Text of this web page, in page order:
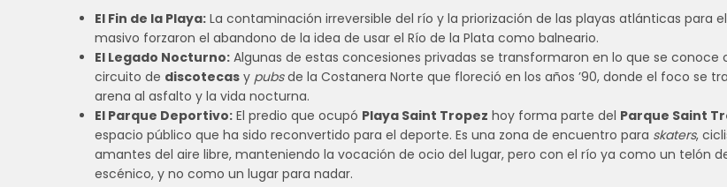
El Fin de la Playa: La contaminación irreversible del río y la priorización de las playas atlánticas para
masivo forzaron el abandono de la idea de usar el Río de la Plata como balneario.
El Legado Nocturno: Algunas de estas concesiones privadas se transformaron en lo que se conoce
circuito de discotecas y pubsde la Costanera Norte que floreció en los años ’90, donde el foco se
arena al asfalto y la vida nocturna.
El Parque Deportivo: El predio que ocupó Playa Saint Tropez hoy forma parte del Parque Saint
espacio público que ha sido reconvertido para el deporte. Es una zona de encuentro para skaters,
amantes del aire libre, manteniendo la vocación de ocio del lugar, pero con el río ya como un telón
escénico, y no como un lugar para nadar.